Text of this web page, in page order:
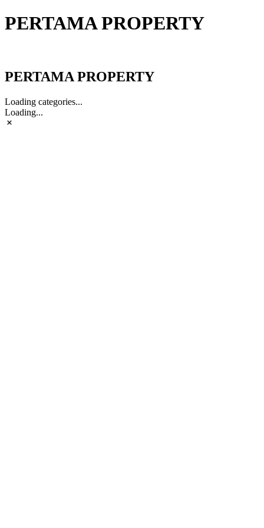
PERTAMA PROPERTY
PERTAMA PROPERTY
Loading categories...
Loading...